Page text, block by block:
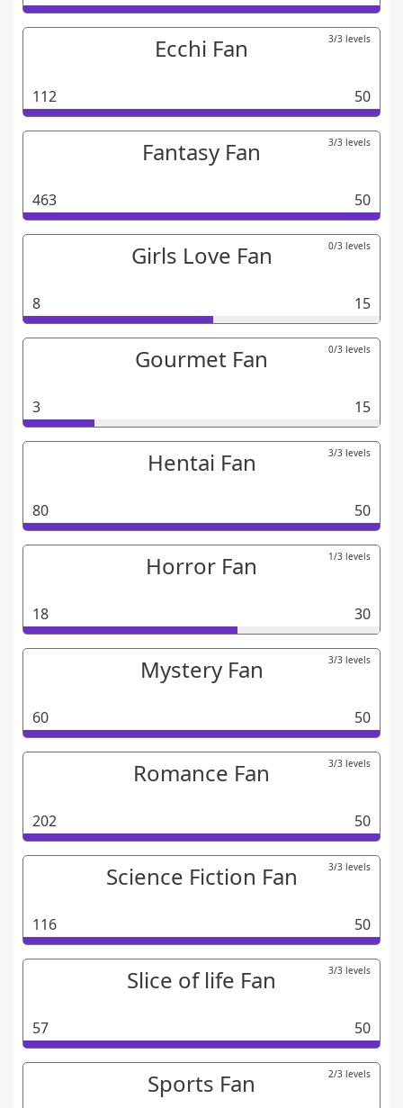
Ecchi Fan 3/3 levels
112 50
Fantasy Fan 3/3 levels
463 50
Girls Love Fan 0/3 levels
8 15
Gourmet Fan 0/3 levels
3 15
Hentai Fan 3/3 levels
80 50
Horror Fan 1/3 levels
18 30
Mystery Fan 3/3 levels
60 50
Romance Fan 3/3 levels
202 50
Science Fiction Fan 3/3 levels
116 50
Slice of life Fan 3/3 levels
57 50
Sports Fan 2/3 levels